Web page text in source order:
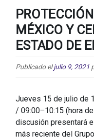
MÉXICO Y
ESTADO DE
Publicado eljulio 9, 2021
Jueves 15 de julio de
/ 09:00–10:15 (hora
discusión presentará
más reciente del